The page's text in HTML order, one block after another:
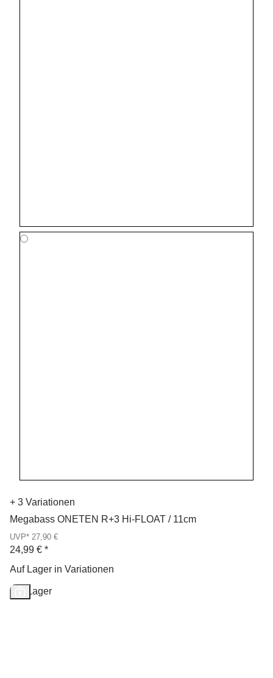
+ 3 Variationen
Megabass ONETEN R+3 Hi-FLOAT / 11cm
UVP* 27,90 €
24,99 € *
Auf Lager in Variationen
Auf Lager